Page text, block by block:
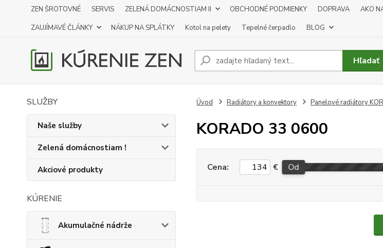
ZEN ŠROTOVNÉ SERVIS ZELENÁ DOMÁCNOSTIAM II OBCHODNÉ PODMIENKY DOPRAVA AKO
ZAUJÍMAVÉ ČLÁNKY
NÁKUP NA SPLÁTKY Kotol na pelety Tepelné čerpadlo BLOG
Hľadať
SLUŽBY
Naše služby
Zelená domácnostiam !
Akciové produkty
KÚRENIE
Akumulačné nádrže
Úvod Radiátory a konvektory Panelové radiátory
KORADO 33 0600
Cena: € Od